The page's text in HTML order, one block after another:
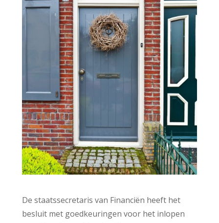
De staatssecretaris van Financiën heeft het
besluit met goedkeuringen voor het inlopen